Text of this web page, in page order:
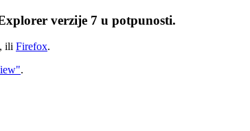
verzije 7 u potpunosti.
, ili Firefox.
.